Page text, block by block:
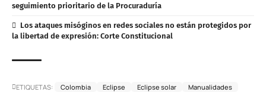
seguimiento prioritario de la Procuraduría
Los ataques misóginos en redes sociales no están protegidos por
la libertad de expresión: Corte Constitucional
ETIQUETAS: Colombia Eclipse Eclipse solar Manualidades